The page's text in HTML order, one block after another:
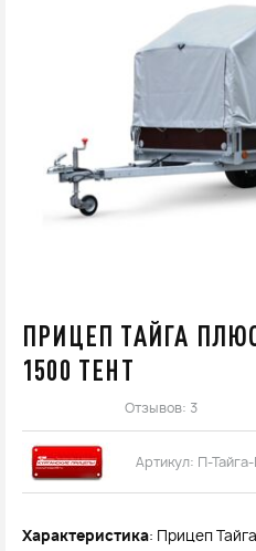
ПРИЦЕП ТАЙГА
1500 ТЕНТ
Отзывов: 3
Артикул: П-
Характеристика: Прицеп